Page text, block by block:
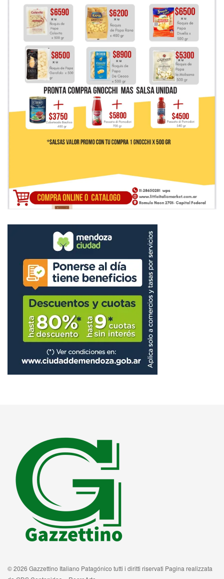
© 2026 Gazzettino Italiano Patagónico tutti i diritti riservati Pagina realizzata